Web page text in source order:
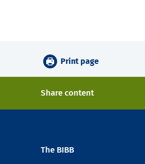
Print page
Share content
The BIBB